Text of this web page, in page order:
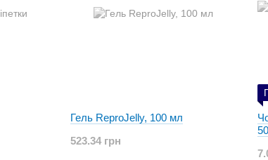
Гель ReproJelly, 100 мл
523.34 грн